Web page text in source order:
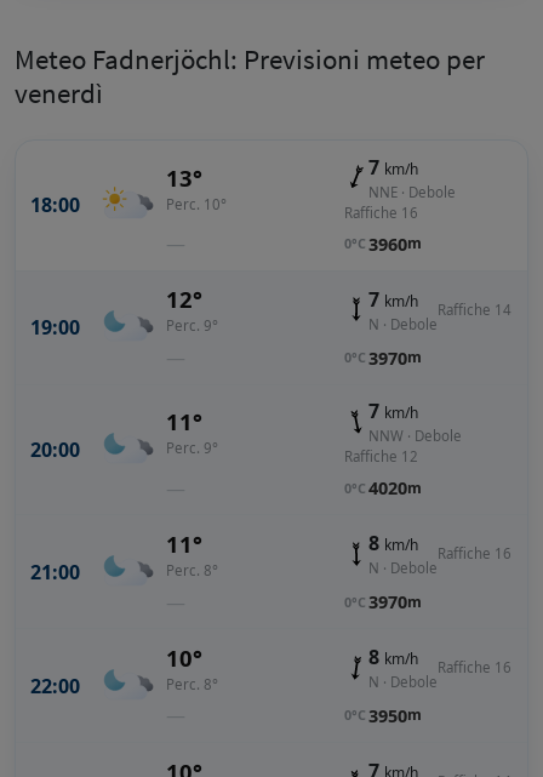
Meteo Fadnerjöchl: Previsioni meteo per
venerdì
18:00
13°
Perc. 10°
—
7 km/h
NNE · Debole
Raffiche 16
0°C 3960m
19:00
12°
Perc. 9°
—
7 km/h
N · Debole
Raffiche 14
0°C 3970m
20:00
11°
Perc. 9°
—
7 km/h
NNW · Debole
Raffiche 12
0°C 4020m
21:00
11°
Perc. 8°
—
8 km/h
N · Debole
Raffiche 16
0°C 3970m
22:00
10°
Perc. 8°
—
8 km/h
N · Debole
Raffiche 16
0°C 3950m
7 km/h